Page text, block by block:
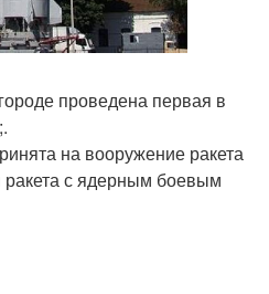
проведена первая в
на вооружение ракета
ракета с ядерным боевым